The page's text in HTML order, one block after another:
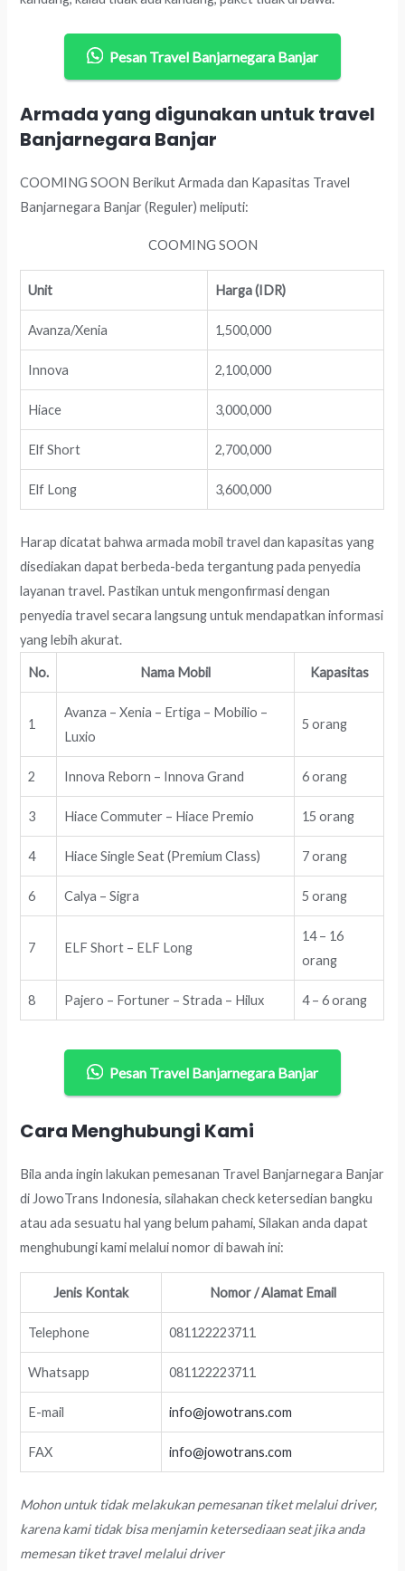
Pesan Travel Banjarnegara Banjar
Armada yang digunakan untuk travel
Banjarnegara Banjar
COOMING SOON Berikut Armada dan Kapasitas Travel
Banjarnegara Banjar (Reguler) meliputi:
COOMING SOON
Unit Harga (IDR)
Avanza/Xenia 1,500,000
Innova 2,100,000
Hiace 3,000,000
Elf Short 2,700,000
Elf Long 3,600,000
Harap dicatat bahwa armada mobil travel dan kapasitas yang
disediakan dapat berbeda-beda tergantung pada penyedia
layanan travel. Pastikan untuk mengonfirmasi dengan
penyedia travel secara langsung untuk mendapatkan informasi
yang lebih akurat.
No. Nama Mobil Kapasitas
1
Avanza – Xenia – Ertiga – Mobilio –
Luxio
5 orang
2 Innova Reborn – Innova Grand 6 orang
3 Hiace Commuter – Hiace Premio 15 orang
4 Hiace Single Seat (Premium Class) 7 orang
6 Calya – Sigra 5 orang
7 ELF Short – ELF Long
14 – 16
orang
8 Pajero – Fortuner – Strada – Hilux 4 – 6 orang
Pesan Travel Banjarnegara Banjar
Cara Menghubungi Kami
Bila anda ingin lakukan pemesanan Travel Banjarnegara Banjar
di JowoTrans Indonesia, silahakan check ketersedian bangku
atau ada sesuatu hal yang belum pahami, Silakan anda dapat
menghubungi kami melalui nomor di bawah ini:
Jenis Kontak Nomor / Alamat Email
Telephone 081122223711
Whatsapp 081122223711
E-mail info@jowotrans.com
FAX info@jowotrans.com
Mohon untuk tidak melakukan pemesanan tiket melalui driver,
karena kami tidak bisa menjamin ketersediaan seat jika anda
memesan tiket travel melalui driver